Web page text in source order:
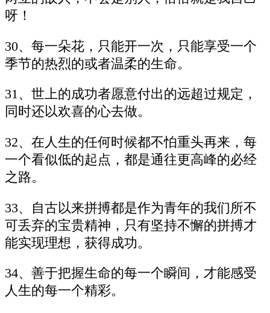
呀！
30、每一朵花，只能开一次，只能享受一个
季节的热烈的或者温柔的生命。
31、世上的成功者愿意付出的远超过规定，
同时还以欢喜的心去做。
32、在人生的任何时候都不怕重头再来，每
一个看似低的起点，都是通往更高峰的必经
之路。
33、自古以来拼搏都是作为青年的我们所不
可丢弃的宝贵精神，只有坚持不懈的拼搏才
能实现理想，获得成功。
34、善于把握生命的每一个瞬间，才能感受
人生的每一个精彩。